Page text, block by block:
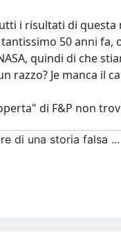
i risultati di
50 anni
quindi di che
razzo? Je manca il
di F&P non
di una storia falsa ...